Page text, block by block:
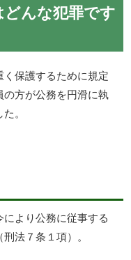
どんな犯罪です
保護するために規定
方が公務を円滑に執
。
より公務に従事する
法７条１項）。